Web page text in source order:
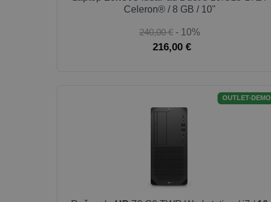
Celeron® / 8 GB / 10"
240,00 € - 10%
216,00 €
OUTLET-DEMO